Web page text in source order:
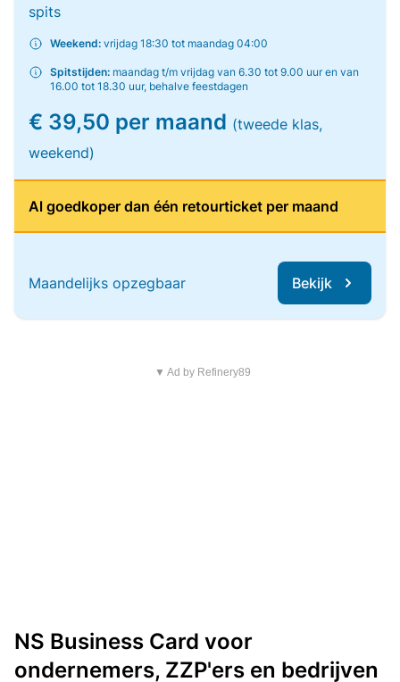
spits
Weekend: vrijdag 18:30 tot maandag 04:00
Spitstijden: maandag t/m vrijdag van 6.30 tot 9.00 uur en van
16.00 tot 18.30 uur, behalve feestdagen
€ 39,50 per maand (tweede klas,
weekend)
Al goedkoper dan één retourticket per maand
Maandelijks opzegbaar Bekijk
▼ Ad by Refinery89
NS Business Card voor
ondernemers, ZZP'ers en bedrijven